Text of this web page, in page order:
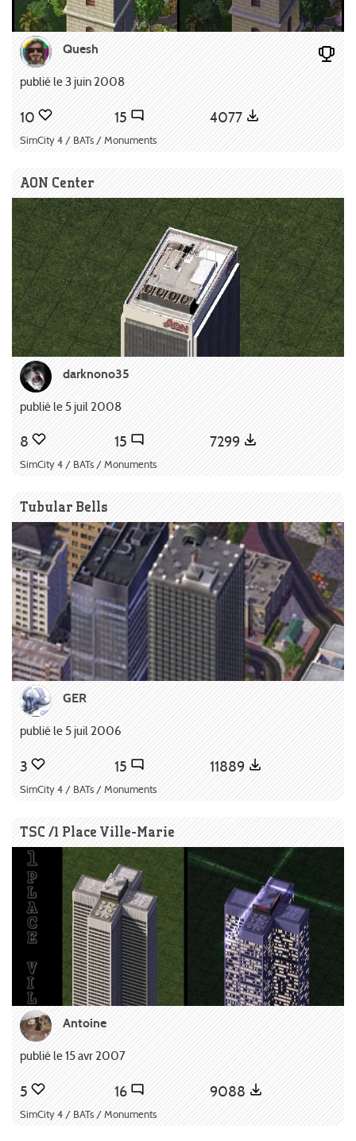
Quesh
publié le 3 juin 2008
10 15 4077
SimCity 4 / BATs / Monuments
AON Center
darknono35
publié le 5 juil 2008
8 15 7299
SimCity 4 / BATs / Monuments
Tubular Bells
GER
publié le 5 juil 2006
3 15 11889
SimCity 4 / BATs / Monuments
TSC /1 Place Ville-Marie
Antoine
publié le 15 avr 2007
5 16 9088
SimCity 4 / BATs / Monuments